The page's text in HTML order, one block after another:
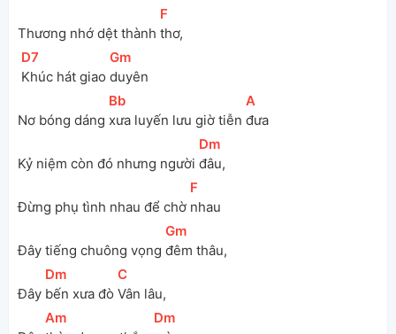
Thương nhớ dệt thành
[F
thơ,
[D7
Khúc hát giao
[
Gm
duyên
Nơ bóng dáng
[Bb
xưa luyến lưu giờ tiễn
[
A
đưa
Kỷ niệm còn đó nhưng người
[Dm
đâu,
Đừng phụ tình nhau để chờ
[F
nhau
Đây tiếng chuông vọng
[
Gm
đêm thâu,
Đây
[Dm
bến xưa đò
[
C
Vân lâu,
[
Am [Dm